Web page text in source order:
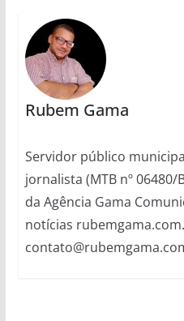
Rubem Gama
Servidor público
jornalista (MTB nº
da Agência Gama
notícias